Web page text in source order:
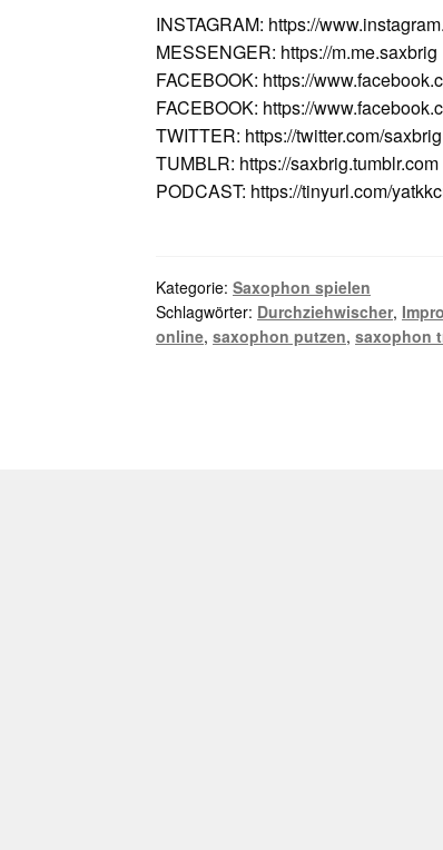
INSTAGRAM: https://
MESSENGER: https://m.me.saxbrig
FACEBOOK: https://
FACEBOOK: https://
TWITTER: https://twitter.com/saxbrig
TUMBLR: https://saxbrig.tumblr.com
PODCAST: https://tinyurl.com/
Kategorie:Saxophon spielen
Schlagwörter: Durchziehwischer,
online,saxophon putzen,saxophon